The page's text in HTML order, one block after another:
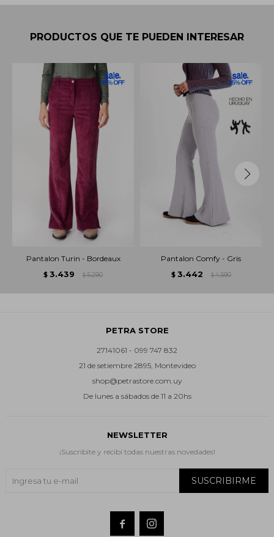
PRODUCTOS QUE TE PUEDEN INTERESAR
Pantalon Turin - Bordeaux
$ 3.439 $ 5.290
Pantalon Comfy - Gris
$ 3.442 $ 4.590
PETRA STORE
27141061 - 099 747 832
21 de setiembre 2895, Montevideo
shop@petrastore.com.uy
De lunes a sábados de 11 a 20hs
NEWSLETTER
¡Suscribite y recibí todas nuestras novedades!
SUSCRIBIRME
 